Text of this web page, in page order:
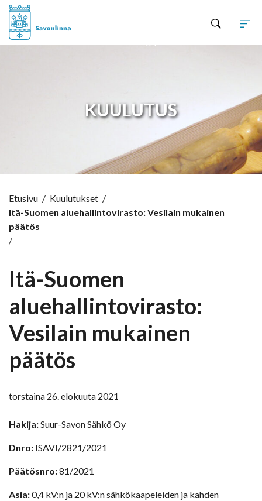
KUULUTUS
Etusivu / Kuulutukset /
Itä-Suomen aluehallintovirasto: Vesilain mukainen
päätös
/
Itä-Suomen
aluehallintovirasto:
Vesilain mukainen
päätös
torstaina 26. elokuuta 2021
Hakija:Suur-Savon Sähkö Oy
Dnro: ISAVI/2821/2021
Päätösnro:81/2021
Asia:0,4 kV:n ja 20 kV:n sähkökaapeleiden ja kahden